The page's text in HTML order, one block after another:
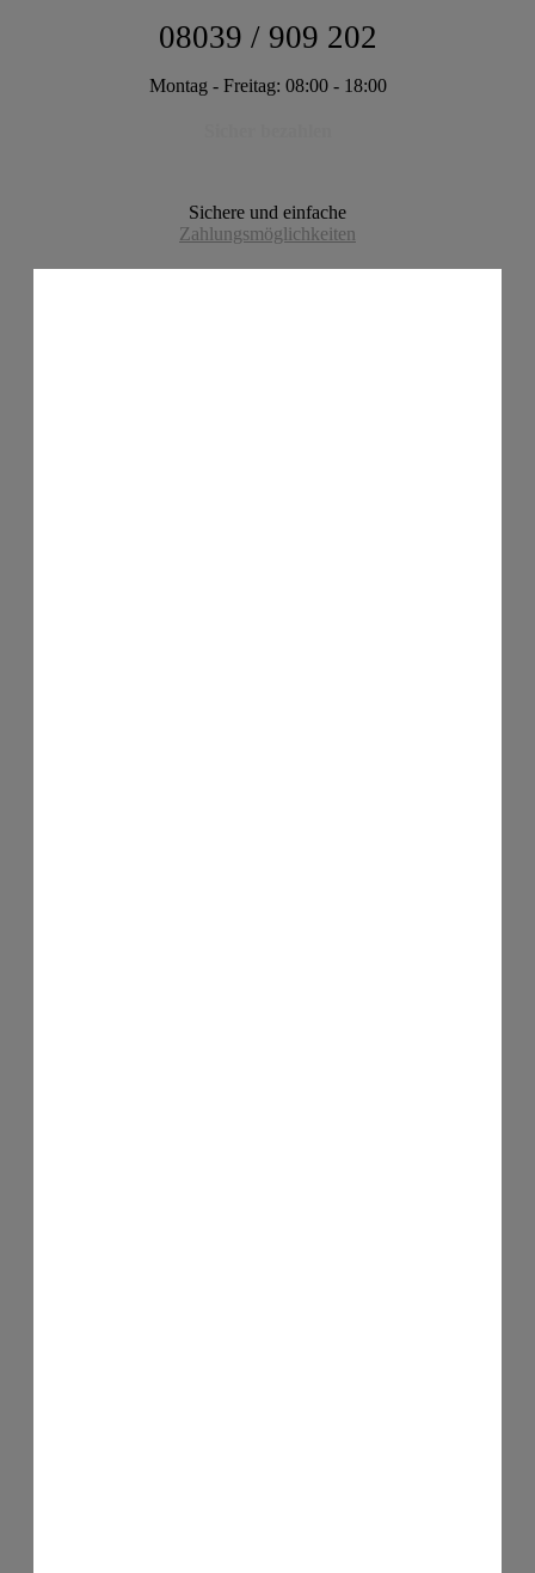
08039 / 909 202
Montag - Freitag: 08:00 - 18:00
Sichere und einfache
Zahlungsmöglichkeiten